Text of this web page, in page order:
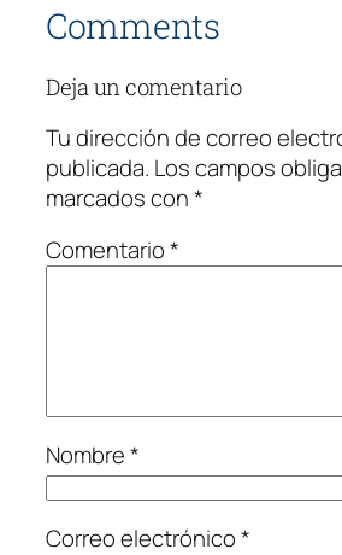
Comments
Deja un comentario
Tu dirección de correo
publicada. Los campos
marcados con*
Comentario*
Nombre*
Correo electrónico*